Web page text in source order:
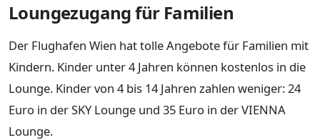
Loungezugang für Familien
Der Flughafen Wien hat tolle Angebote für Familien mit
Kindern. Kinder unter 4 Jahren können kostenlos in die
Lounge. Kinder von 4 bis 14 Jahren zahlen weniger: 24
Euro in der SKY Lounge und 35 Euro in der VIENNA
Lounge.